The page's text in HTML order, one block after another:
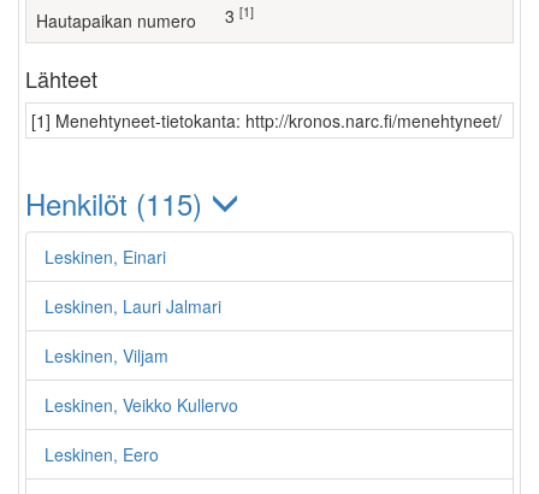
Hautapaikan numero [1]
Lähteet
[1] Menehtyneet-tietokanta: http://kronos.narc.fi/menehtyneet/
Henkilöt (115)
Leskinen, Einari
Leskinen, Lauri Jalmari
Leskinen, Viljam
Leskinen, Veikko Kullervo
Leskinen, Eero